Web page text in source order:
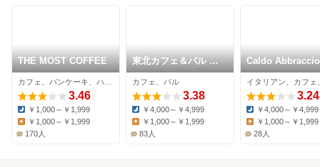
THE MOST COFFEE
3.46
Dinner:
￥1,000～￥1,999
￥1,000～￥1,999
170人
東北カフェ＆バル ト
レジオン エスパル
仙台店
カフェ、バル
3.38
Dinner:
￥4,000～￥4,999
Lunch:
￥1,000～￥1,999
83人
Caldo Abbraccio
3.24
Dinner:
￥4,000～￥4,999
Lunch:
￥1,000～￥1,999
28人